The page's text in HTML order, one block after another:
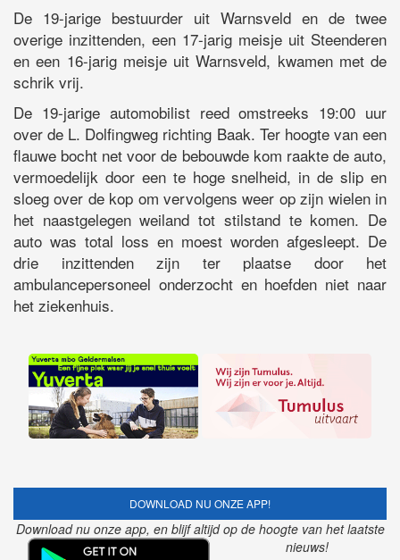
De 19-jarige bestuurder uit Warnsveld en de twee
overige inzittenden, een 17-jarig meisje uit Steenderen
en een 16-jarig meisje uit Warnsveld, kwamen met de
schrik vrij.
De 19-jarige automobilist reed omstreeks 19:00 uur
over de L. Dolfingweg richting Baak. Ter hoogte van een
flauwe bocht net voor de bebouwde kom raakte de auto,
vermoedelijk door een te hoge snelheid, in de slip en
sloeg over de kop om vervolgens weer op zijn wielen in
het naastgelegen weiland tot stilstand te komen. De
auto was total loss en moest worden afgesleept. De
drie inzittenden zijn ter plaatse door het
ambulancepersoneel onderzocht en hoefden niet naar
het ziekenhuis.
DOWNLOAD NU ONZE APP!
Download nu onze app, en blijf altijd op de hoogte van het laatste
nieuws!